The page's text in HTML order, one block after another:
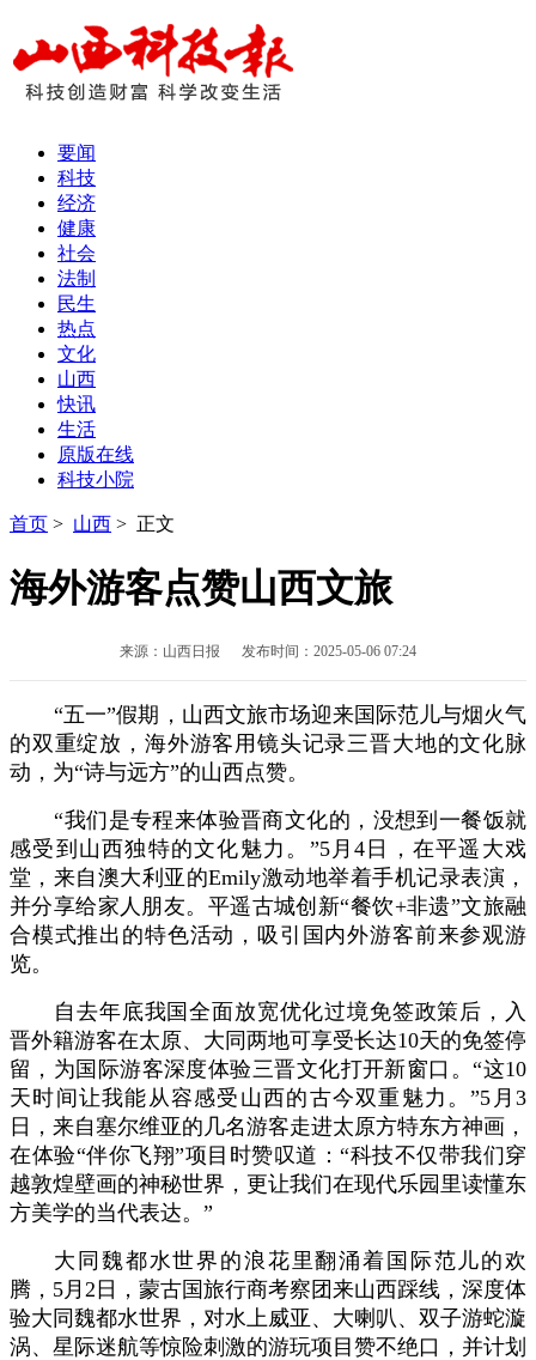
要闻
科技
经济
健康
社会
法制
民生
热点
文化
山西
快讯
生活
原版在线
科技小院
首页 > 山西 > 正文
海外游客点赞山西文旅
来源：山西日报 发布时间：2025-05-06 07:24
“五一”假期，山西文旅市场迎来国际范儿与烟火气
的双重绽放，海外游客用镜头记录三晋大地的文化脉
动，为“诗与远方”的山西点赞。
“我们是专程来体验晋商文化的，没想到一餐饭就
感受到山西独特的文化魅力。”5月4日，在平遥大戏
堂，来自澳大利亚的Emily激动地举着手机记录表演，
并分享给家人朋友。平遥古城创新“餐饮+非遗”文旅融
合模式推出的特色活动，吸引国内外游客前来参观游
览。
自去年底我国全面放宽优化过境免签政策后，入
晋外籍游客在太原、大同两地可享受长达10天的免签停
留，为国际游客深度体验三晋文化打开新窗口。“这10
天时间让我能从容感受山西的古今双重魅力。”5月3
日，来自塞尔维亚的几名游客走进太原方特东方神画，
在体验“伴你飞翔”项目时赞叹道：“科技不仅带我们穿
越敦煌壁画的神秘世界，更让我们在现代乐园里读懂东
方美学的当代表达。”
大同魏都水世界的浪花里翻涌着国际范儿的欢
腾， 5月2日，蒙古国旅行商考察团来山西踩线，深度体
验大同魏都水世界，对水上威亚、大喇叭、双子游蛇漩
涡、星际迷航等惊险刺激的游玩项目赞不绝口，并计划